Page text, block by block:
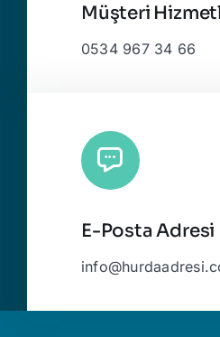
Müşteri
0534 967 34 66
E-Posta Adresi